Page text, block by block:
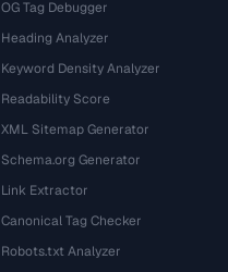
OG Tag Debugger
Heading Analyzer
Keyword Density Analyzer
Readability Score
XML Sitemap Generator
Schema.org Generator
Link Extractor
Canonical Tag Checker
Robots.txt Analyzer